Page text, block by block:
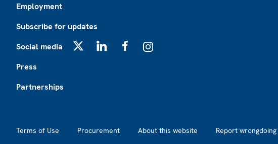
Employment
Subscribe for updates
Social media
Press
Partnerships
Terms of Use Procurement About this website Report wrongdoing